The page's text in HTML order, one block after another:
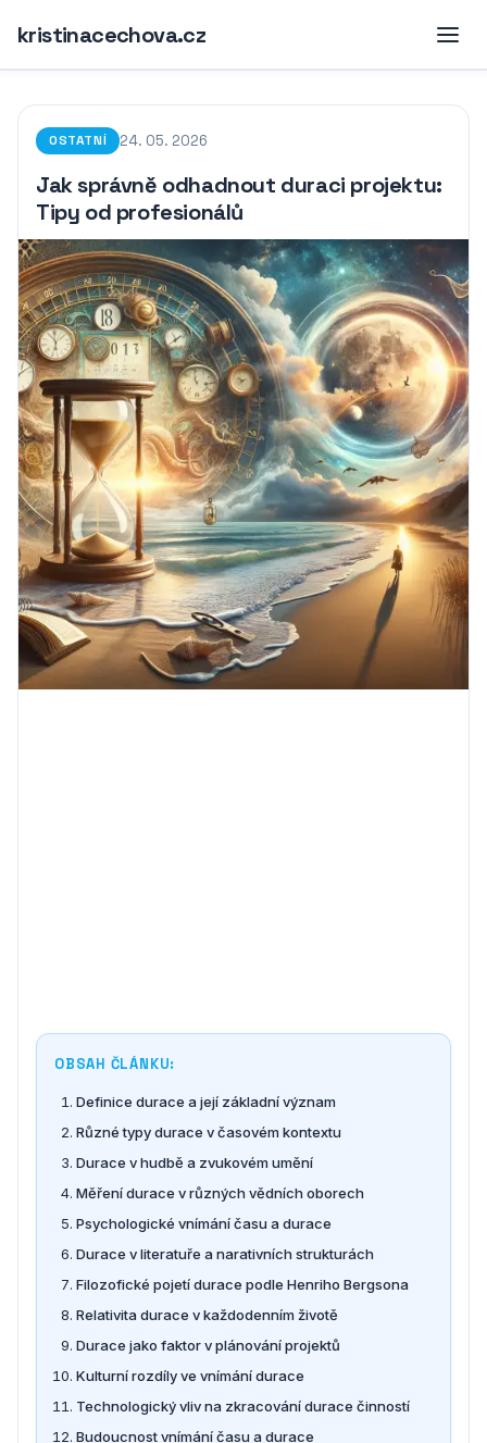
kristinacechova.cz
OSTATNÍ 24. 05. 2026
Jak správně odhadnout duraci projektu:
Tipy od profesionálů
OBSAH ČLÁNKU:
Definice durace a její základní význam
Různé typy durace v časovém kontextu
Durace v hudbě a zvukovém umění
Měření durace v různých vědních oborech
Psychologické vnímání času a durace
Durace v literatuře a narativních strukturách
Filozofické pojetí durace podle Henriho Bergsona
Relativita durace v každodenním životě
Durace jako faktor v plánování projektů
Kulturní rozdíly ve vnímání durace
Technologický vliv na zkracování durace činností
Budoucnost vnímání času a durace